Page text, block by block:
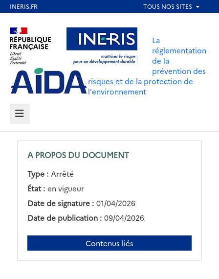
contenu
principal
Aller au contenu Aller au menu
Aller au pied de page
La
réglementation
de la
prévention des
risques et de la protection de
l'environnement
MENU
A PROPOS DU DOCUMENT
Type : Arrêté
État : en vigueur
Date de signature : 01/04/2026
Date de publication : 09/04/2026
Contenus liés